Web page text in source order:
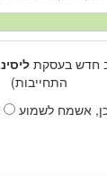
חדש בעסקת
התחייבות)
אשמח לשמוע